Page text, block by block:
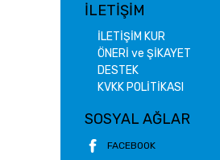
İLETİŞİM
İLETİŞİM KUR
ÖNERİ ve ŞİKAYET
DESTEK
KVKK POLİTİKASI
SOSYAL AĞLAR
FACEBOOK